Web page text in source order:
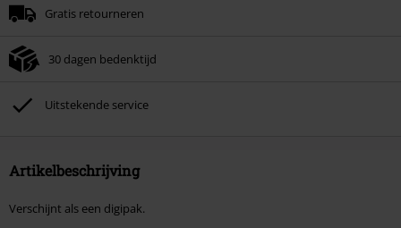
Gratis retourneren
30 dagen bedenktijd
Uitstekende service
Artikelbeschrijving
Verschijnt als een digipak.